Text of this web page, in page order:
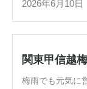
2026年6月10日
関東甲信越
梅雨でも元気に